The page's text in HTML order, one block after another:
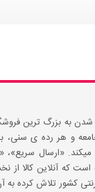
به بزرگ ترین
جامعه و هر رده ی
میکند. «ارسال
که آنلاین کالا از
کشور تلاش کرده به